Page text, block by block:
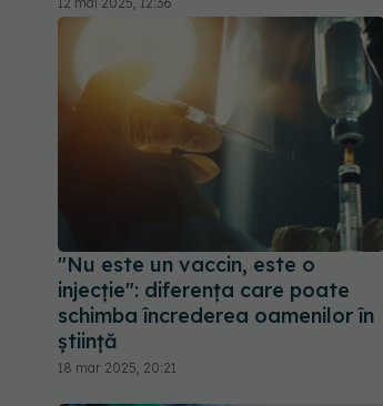
"Nu este un vaccin, este o
injecție": diferența care poate
schimba încrederea oamenilor în
știință
18 mar 2025, 20:21